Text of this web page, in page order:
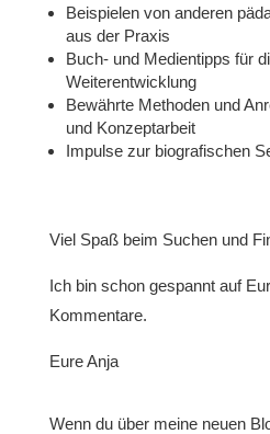
Beispielen von anderen
aus der Praxis
Buch- und Medientipps für
Weiterentwicklung
Bewährte Methoden und
und Konzeptarbeit
Impulse zur biografischen
Viel Spaß beim Suchen und
Ich bin schon gespannt auf
Kommentare.
Eure Anja
Wenn du über meine neuen